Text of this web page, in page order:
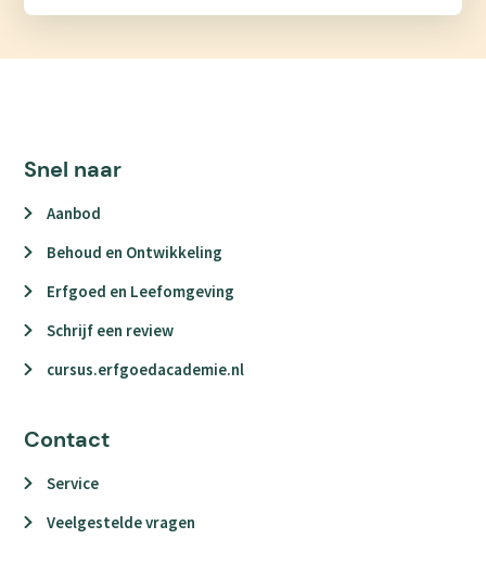
Snel naar
Aanbod
Behoud en Ontwikkeling
Erfgoed en Leefomgeving
Schrijf een review
cursus.erfgoedacademie.nl
Contact
Service
Veelgestelde vragen